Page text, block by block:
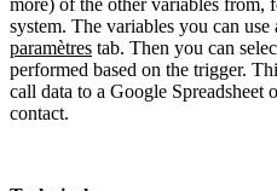
system. The variables you can
paramètres tab. Then you can
performed based on the trigger.
call data to a Google Spreadsheet
contact.